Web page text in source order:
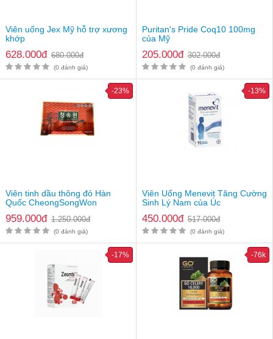
Viên uống Jex Mỹ hỗ trợ xương
khớp
628.000đ 680.000đ
(0 đánh giá)
Puritan's Pride Coq10 100mg
của Mỹ
205.000đ 302.000đ
(0 đánh giá)
Viên tinh dầu thông đỏ Hàn
Quốc CheongSongWon
959.000đ 1.250.000đ
-23%
(0 đánh giá)
Viên Uống Menevit Tăng Cường
Sinh Lý Nam của Úc
450.000đ 517.000đ
-13%
(0 đánh giá)
-17% -76k